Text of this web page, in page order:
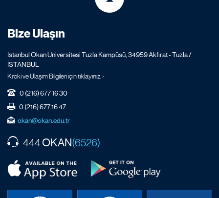
Bize Ulaşın
İstanbul Okan Üniversitesi Tuzla Kampüsü, 34959 Akfırat - Tuzla /
İSTANBUL
Kroki ve Ulaşım Bilgileri için tıklayınız. ›
0 (216) 677 16 30
0 (216) 677 16 47
okan@okan.edu.tr
444OKAN(6526)